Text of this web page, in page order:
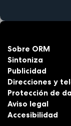
Sobre ORM
Sintoniza
Publicidad
Direcciones y
Protección de
Aviso legal
Accesibilidad